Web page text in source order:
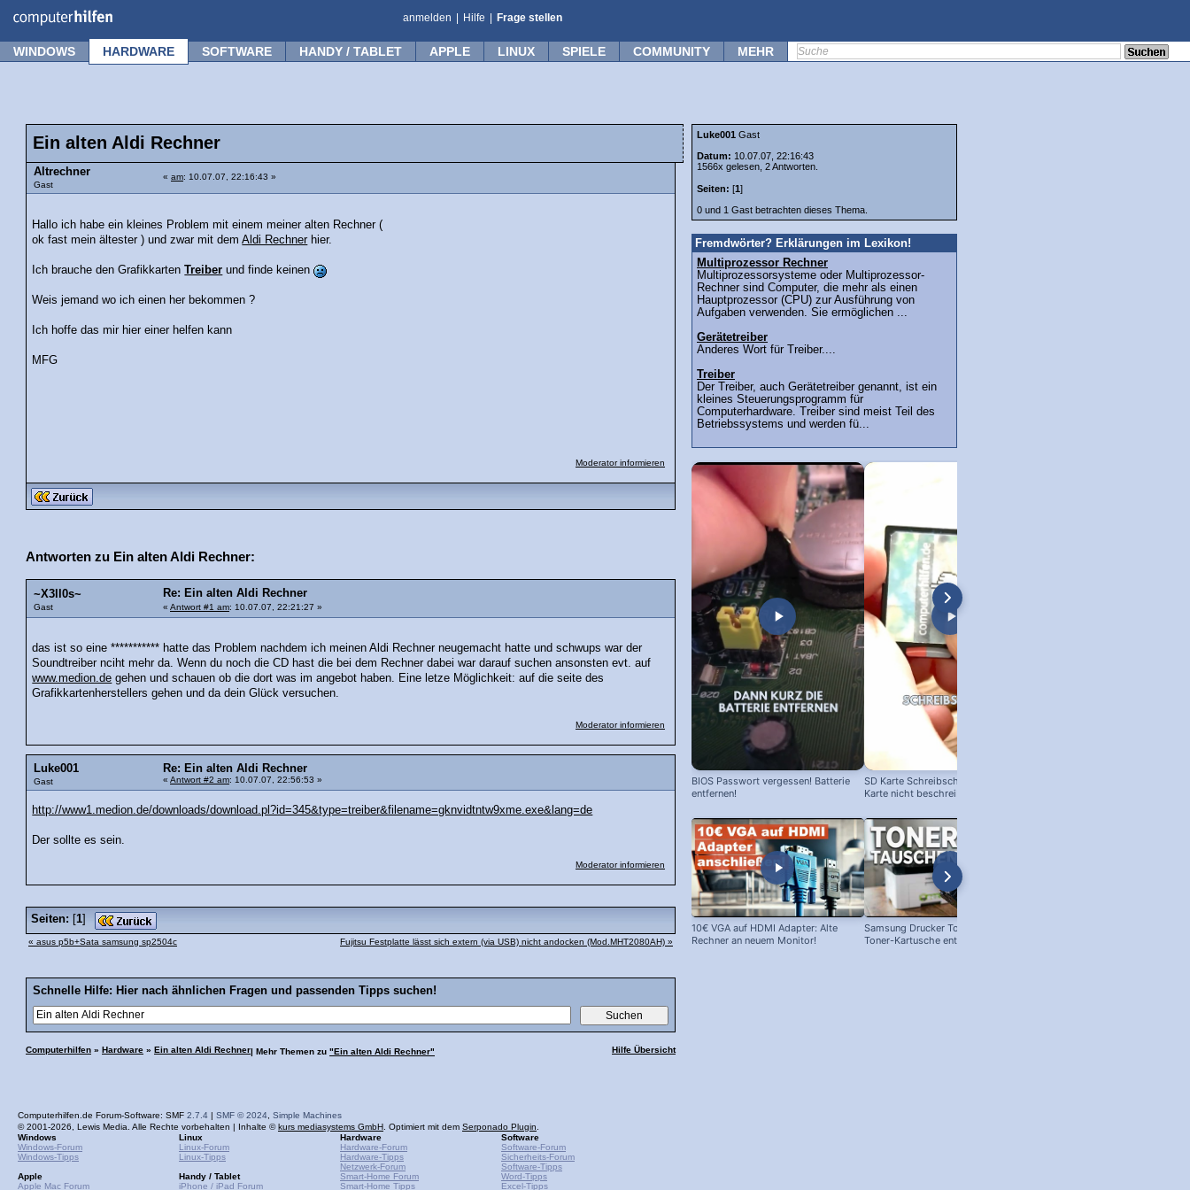
anmelden Hilfe Frage stellen
WINDOWS HARDWARE SOFTWARE HANDY / TABLET APPLE LINUX SPIELE COMMUNITY MEHR
Ein alten Aldi Rechner
Altrechner
Gast
« am: 10.07.07, 22:16:43 »
Hallo ich habe ein kleines Problem mit einem meiner alten Rechner (
ok fast mein ältester ) und zwar mit demAldi Rechnerhier.
Ich brauche den GrafikkartenTreiber und finde keinen
Weis jemand wo ich einen her bekommen ?
Ich hoffe das mir hier einer helfen kann
MFG
Moderator informieren
Antworten zu Ein alten Aldi Rechner:
~X3ll0s~
Gast
Re: Ein alten Aldi Rechner
« Antwort #1 am: 10.07.07, 22:21:27 »
das ist so eine *********** hatte das Problem nachdem ich meinen Aldi Rechner neugemacht hatte und schwups war der
Soundtreiber nciht mehr da. Wenn du noch die CD hast die bei dem Rechner dabei war darauf suchen ansonsten evt. auf
www.medion.de gehen und schauen ob die dort was im angebot haben. Eine letze Möglichkeit: auf die seite des
Grafikkartenherstellers gehen und da dein Glück versuchen.
Moderator informieren
Luke001
Gast
Re: Ein alten Aldi Rechner
« Antwort #2 am: 10.07.07, 22:56:53 »
http://www1.medion.de/downloads/download.pl?id=345&type=treiber&filename=gknvidtntw9xme.exe&lang=de
Der sollte es sein.
Moderator informieren
Seiten: [1]
« asus p5b+Sata samsung sp2504c Fujitsu Festplatte lässt sich extern (via USB) nicht andocken (Mod.MHT2080AH) »
Schnelle Hilfe: Hier nach ähnlichen Fragen und passenden Tipps suchen!
Computerhilfen » Hardware » Ein alten Aldi Rechner Hilfe Übersicht
| Mehr Themen zu "Ein alten Aldi Rechner"
Luke001 Gast
Datum: 10.07.07, 22:16:43
1566x gelesen, 2 Antworten.
Seiten: [1]
0 und 1 Gast betrachten dieses Thema.
Fremdwörter? Erklärungen im Lexikon!
Multiprozessor Rechner
Multiprozessorsysteme oder Multiprozessor-
Rechner sind Computer, die mehr als einen
Hauptprozessor (CPU) zur Ausführung von
Aufgaben verwenden. Sie ermöglichen ...
Gerätetreiber
Anderes Wort für Treiber....
Treiber
Der Treiber, auch Gerätetreiber genannt, ist ein
kleines Steuerungsprogramm für
Computerhardware. Treiber sind meist Teil des
Betriebssystems und werden fü...
BIOS Passwort vergessen! Batterie
entfernen!
SD Karte Schreibschutz austricksen:
Karte nicht beschreibbar?
10€ VGA auf HDMI Adapter: Alte
Rechner an neuem Monitor!
Samsung Drucker Toner Wechsel!
Toner-Kartusche entfernen und
Computerhilfen.de Forum-Software: SMF 2.7.4 | SMF © 2024 Simple Machines
© 2001-2026, Lewis Media. Alle Rechte vorbehalten | Inhalte ©kurs mediasystems GmbH . Optimiert mit dem Serponado Plugin
Windows
Windows-Forum
Windows-Tipps
Apple
Apple Mac Forum
Linux
Linux-Forum
Linux-Tipps
Handy / Tablet
iPhone / iPad Forum
Hardware
Hardware-Forum
Hardware-Tipps
Netzwerk-Forum
Smart-Home Forum
Smart-Home Tipps
Software
Software-Forum
Sicherheits-Forum
Software-Tipps
Word-Tipps
Excel-Tipps